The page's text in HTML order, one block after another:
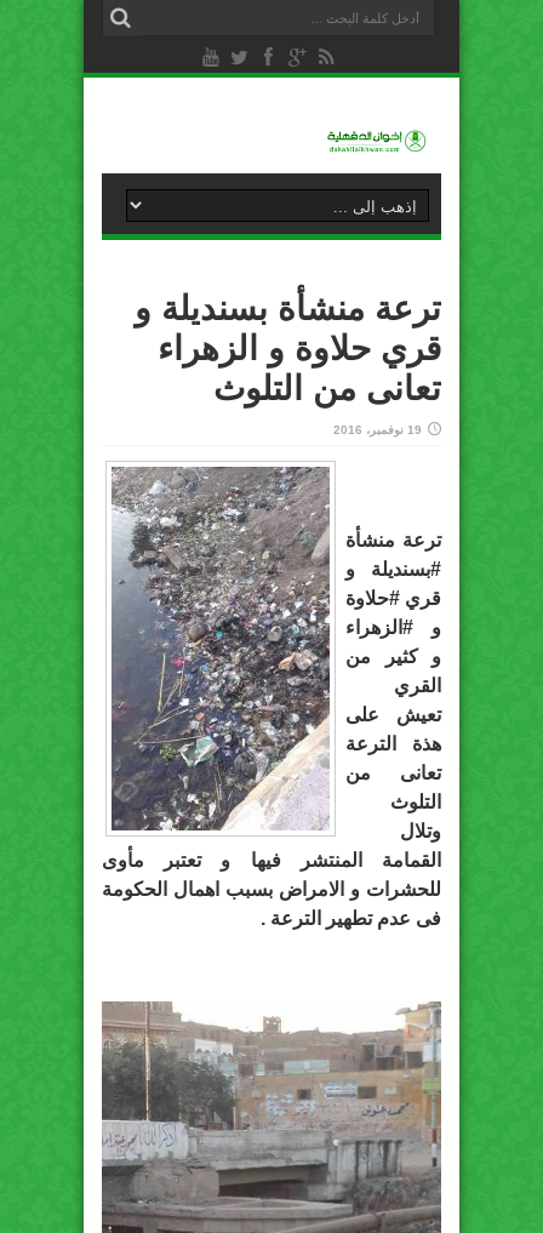
ترعة منشأة بسنديلة و
قري حلاوة و الزهراء
تعانى من التلوث
19 نوفمبر، 2016
ترعة منشأة
#بسنديلة و
قري #حلاوة
و #الزهراء
و كثير من
القري
تعيش على
هذة الترعة
تعانى من
التلوث
وتلال
القمامة المنتشر فيها و تعتبر مأوى
للحشرات و الامراض بسبب اهمال الحكومة
فى عدم تطهير الترعة .